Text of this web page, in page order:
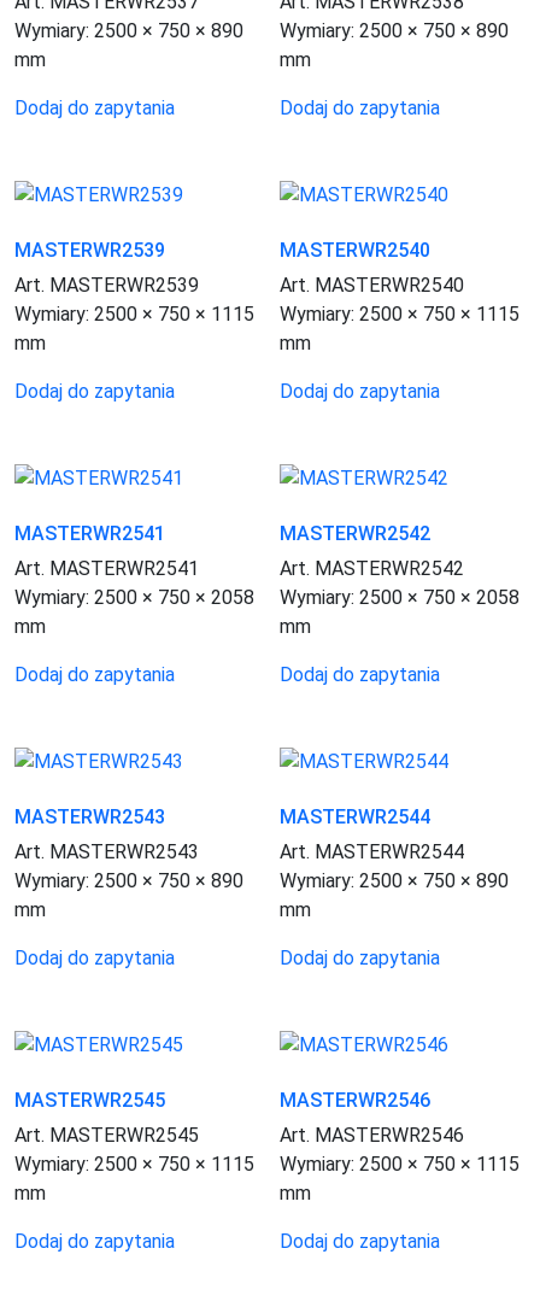
Wymiary: 2500 × 750 × 890
mm
Dodaj do zapytania
Wymiary:2500 × 750 × 890
mm
Dodaj do zapytania
MASTERWR2539
Art. MASTERWR2539
Wymiary: 2500 × 750 × 1115
mm
Dodaj do zapytania
MASTERWR2540
Art. MASTERWR2540
Wymiary:2500 × 750 × 1115
mm
Dodaj do zapytania
MASTERWR2541
Art. MASTERWR2541
Wymiary: 2500 × 750 × 2058
mm
Dodaj do zapytania
MASTERWR2542
Art. MASTERWR2542
Wymiary:2500 × 750 × 2058
mm
Dodaj do zapytania
MASTERWR2543
Art. MASTERWR2543
Wymiary: 2500 × 750 × 890
mm
Dodaj do zapytania
MASTERWR2544
Art. MASTERWR2544
Wymiary:2500 × 750 × 890
mm
Dodaj do zapytania
MASTERWR2545
Art. MASTERWR2545
Wymiary: 2500 × 750 × 1115
mm
Dodaj do zapytania
MASTERWR2546
Art. MASTERWR2546
Wymiary:2500 × 750 × 1115
mm
Dodaj do zapytania